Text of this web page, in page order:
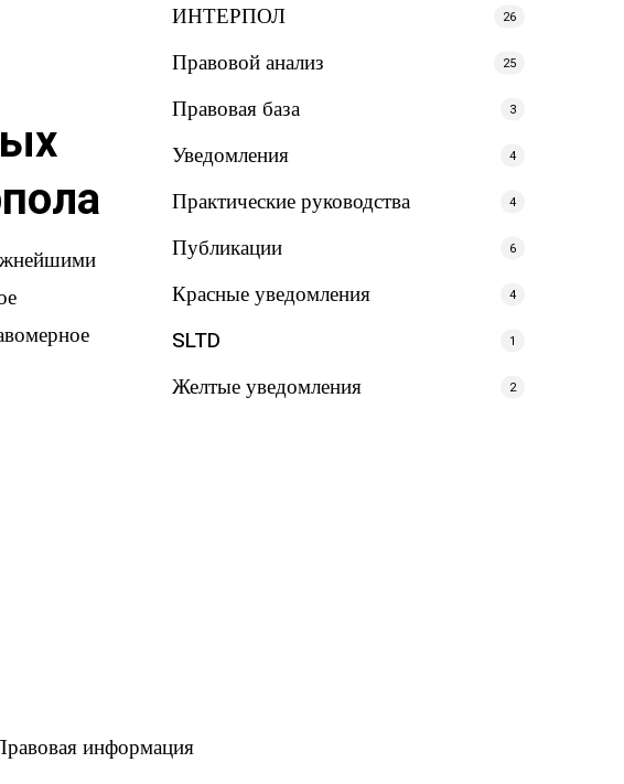
ИНТЕРПОЛ 26
Правовой анализ 25
Правовая база 3
Уведомления 4
Практические руководства 4
Публикации 6
Красные уведомления 4
SLTD 1
Желтые уведомления 2
информация